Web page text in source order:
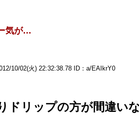
気が…
10/02(火) 22:32:38.78 ID：a/EAIkrY0
リップの方が間違い